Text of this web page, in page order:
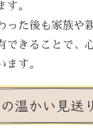
す。
った後も家族や
できることで、
ます。
温かい見送